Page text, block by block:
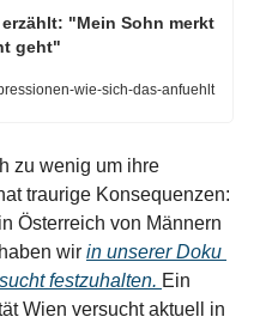
"Mein Sohn merkt
geht"
wie-sich-das-anfuehlt
zu wenig um ihre
traurige Konsequenzen:
Österreich von Männern
wir in unserer Doku
festzuhalten. Ein
Wien versucht aktuell in